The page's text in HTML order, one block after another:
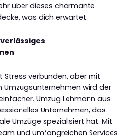
über dieses charmante
was dich erwartet.
Stress verbunden, aber mit
Umzugsunternehmen wird der
Umzug Lehmann aus
Unternehmen, das
Umzüge spezialisiert hat. Mit
und umfangreichen Services